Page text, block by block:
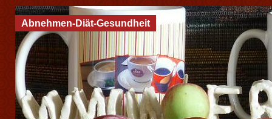
Abnehmen-Diät-Gesundheit